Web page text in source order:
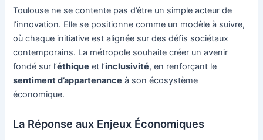
Toulouse ne se contente pas d’être un simple acteur de
l’innovation. Elle se positionne comme un modèle à suivre,
où chaque initiative est alignée sur des défis sociétaux
contemporains. La métropole souhaite créer un avenir
fondé sur l’éthique et l’inclusivité, en renforçant le
sentiment d’appartenance à son écosystème
économique.
La Réponse aux Enjeux Économiques